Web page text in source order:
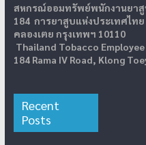
สหกรณ์ออมทรัพย์พนักงานยาสู
184 การยาสูบแห่งประเทศไท
คลองเตย กรุงเทพฯ 10110
Thailand Tobacco
184 Rama IV Road, Klong
Recent
Posts